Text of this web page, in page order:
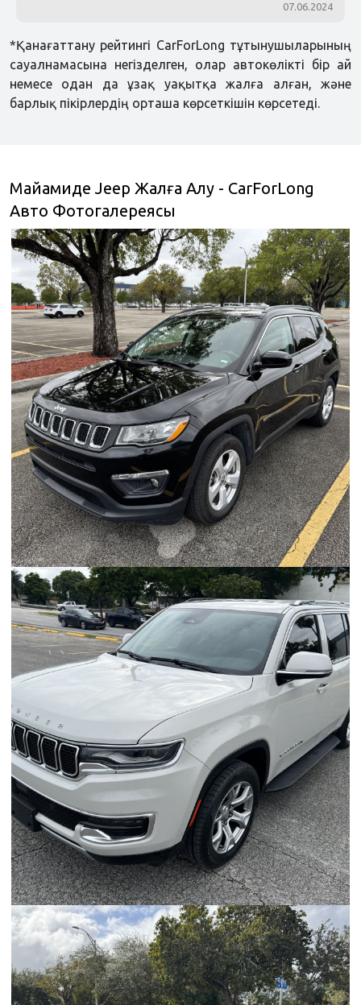
07.06.2024
*Қанағаттану рейтингі CarForLong тұтынушыларының
сауалнамасына негізделген, олар автокөлікті бір ай
немесе одан да ұзақ уақытқа жалға алған, және
барлық пікірлердің орташа көрсеткішін көрсетеді.
Майамиде Jeep Жалға Алу - CarForLong
Авто Фотогалереясы